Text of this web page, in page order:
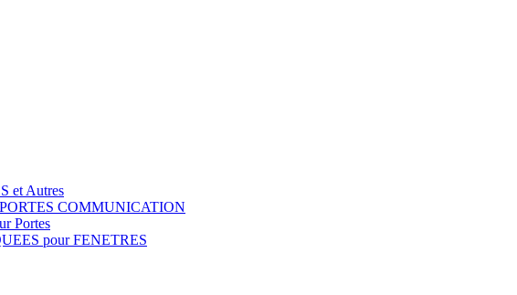
et Autres
COMMUNICATION
Portes
pour FENETRES